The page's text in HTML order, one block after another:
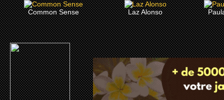
Common Sense Laz Alonso